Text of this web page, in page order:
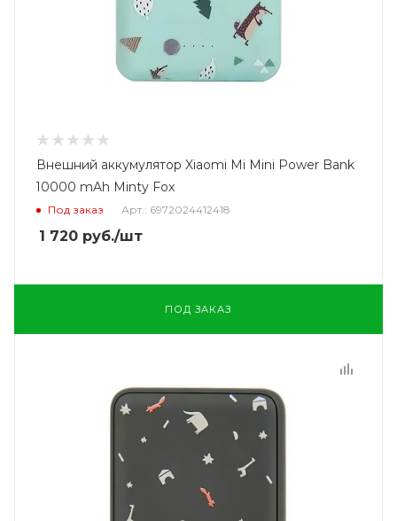
Внешний аккумулятор Xiaomi Mi Mini Power Bank
10000 mAh Minty Fox
Под заказ Арт.: 6972024412418
1 720 руб./шт
ПОД ЗАКАЗ